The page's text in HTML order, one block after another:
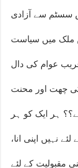
سسٹم سے آزادی
ملک میں سیاست
عوام کی دال
کی چھت اور محنت
ہر ایک کو ہر
نہیں اپنی انا،
مقبولیت کے لئے